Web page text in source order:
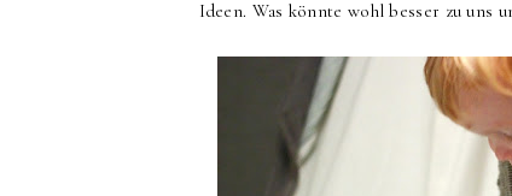
Ideen. Was könnte wohl besser zu uns